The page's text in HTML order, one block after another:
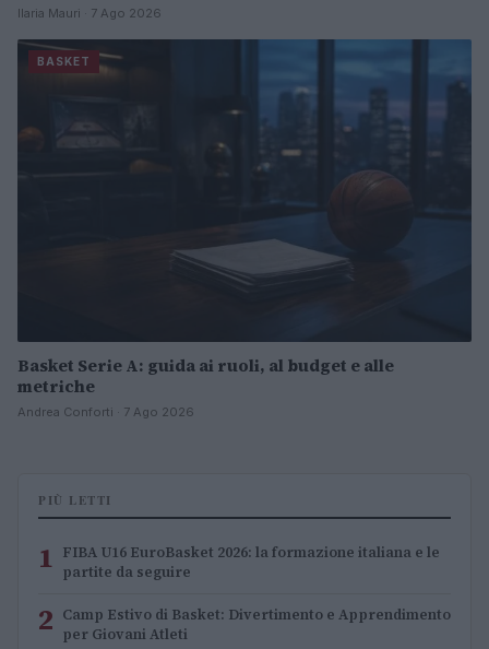
Ilaria Mauri · 7 Ago 2026
BASKET
Basket Serie A: guida ai ruoli, al budget e alle
metriche
Andrea Conforti · 7 Ago 2026
PIÙ LETTI
1 FIBA U16 EuroBasket 2026: la formazione italiana e le
partite da seguire
2 Camp Estivo di Basket: Divertimento e Apprendimento
per Giovani Atleti